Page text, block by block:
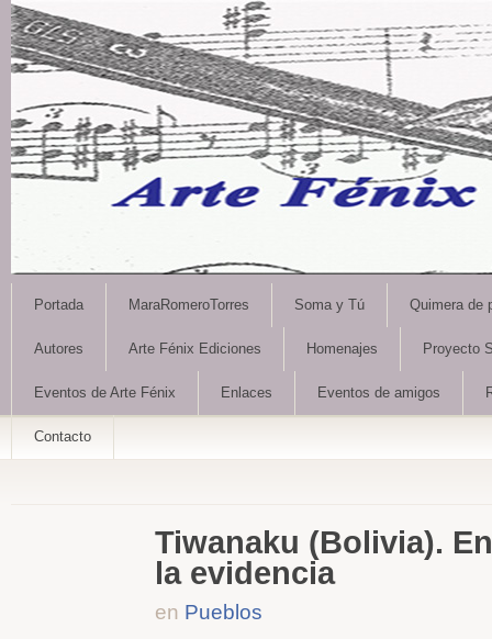
Portada MaraRomeroTorres Soma y Tú Quimera de
Autores Arte Fénix Ediciones Homenajes Proyecto
Eventos de Arte Fénix Enlaces Eventos de amigos
Contacto
Tiwanaku (Bolivia).
la evidencia
en Pueblos